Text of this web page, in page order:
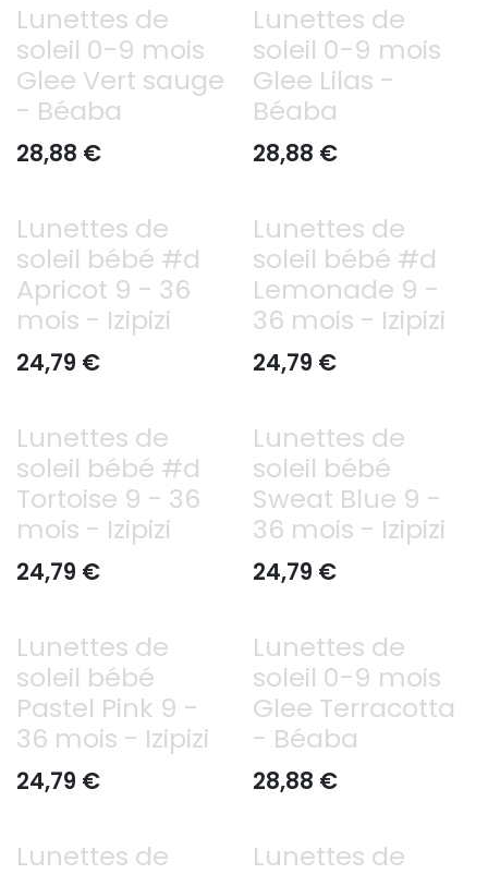
Lunettes de
soleil 0-9 mois
Glee Vert sauge
- Béaba
28,88 €
Lunettes de
soleil 0-9 mois
Glee Lilas -
Béaba
28,88 €
Lunettes de
soleil bébé #d
Apricot 9 - 36
mois - Izipizi
24,79 €
Lunettes de
soleil bébé #d
Lemonade 9 -
36 mois - Izipizi
24,79 €
Lunettes de
soleil bébé #d
Tortoise 9 - 36
mois - Izipizi
24,79 €
Lunettes de
soleil bébé
Sweat Blue 9 -
36 mois - Izipizi
24,79 €
Lunettes de
soleil bébé
Pastel Pink 9 -
36 mois - Izipizi
24,79 €
Lunettes de
soleil 0-9 mois
Glee Terracotta
- Béaba
28,88 €
Lunettes de
Lunettes de